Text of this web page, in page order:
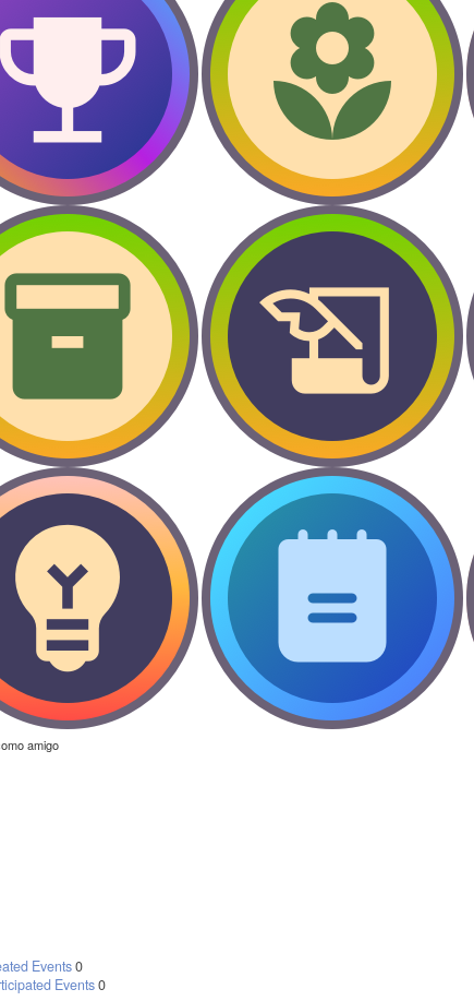
amigo
Events0
Events0